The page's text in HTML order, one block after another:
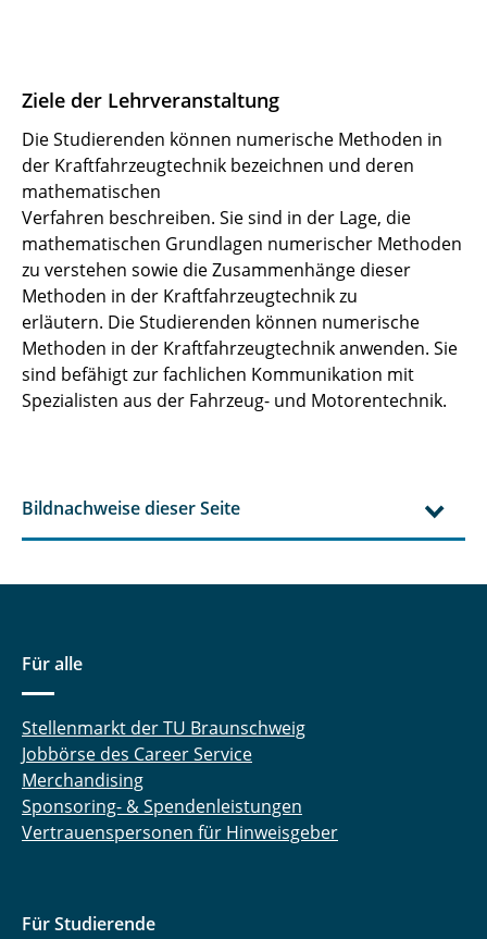
Ziele der Lehrveranstaltung
Die Studierenden können numerische Methoden in
der Kraftfahrzeugtechnik bezeichnen und deren
mathematischen
Verfahren beschreiben. Sie sind in der Lage, die
mathematischen Grundlagen numerischer Methoden
zu verstehen sowie die Zusammenhänge dieser
Methoden in der Kraftfahrzeugtechnik zu
erläutern. Die Studierenden können numerische
Methoden in der Kraftfahrzeugtechnik anwenden. Sie
sind befähigt zur fachlichen Kommunikation mit
Spezialisten aus der Fahrzeug- und Motorentechnik.
Bildnachweise dieser Seite
Für alle
Stellenmarkt der TU Braunschweig
Jobbörse des Career Service
Merchandising
Sponsoring- & Spendenleistungen
Vertrauenspersonen für Hinweisgeber
Für Studierende